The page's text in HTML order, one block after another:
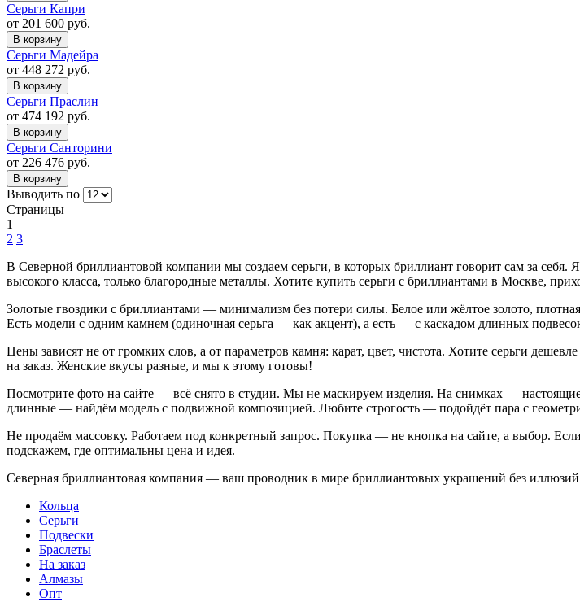
Серьги Капри
от 201 600 руб.
В корзину
Серьги Мадейра
от 448 272 руб.
В корзину
Серьги Праслин
от 474 192 руб.
В корзину
Серьги Санторини
от 226 476 руб.
В корзину
Выводить по
Страницы
1
2 3
В Северной бриллиантовой компании мы создаем серьги, в которых бриллиант говорит сам за
высокого класса, только благородные металлы. Хотите купить серьги с бриллиантами в Москве,
Золотые гвоздики с бриллиантами — минимализм без потери силы. Белое или жёлтое золото,
Есть модели с одним камнем (одиночная серьга — как акцент), а есть — с каскадом длинных
Цены зависят не от громких слов, а от параметров камня: карат, цвет, чистота. Хотите серьги
на заказ. Женские вкусы разные, и мы к этому готовы!
Посмотрите фото на сайте — всё снято в студии. Мы не маскируем изделия. На снимках —
длинные — найдём модель с подвижной композицией. Любите строгость — подойдёт пара с
Не продаём массовку. Работаем под конкретный запрос. Покупка — не кнопка на сайте, а выбор.
подскажем, где оптимальны цена и идея.
Северная бриллиантовая компания — ваш проводник в мире бриллиантовых украшений без
Кольца
Серьги
Подвески
Браслеты
На заказ
Алмазы
Опт